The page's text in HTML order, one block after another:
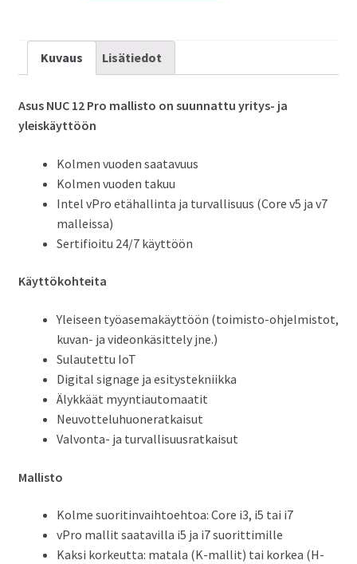
Mini
Kuvaus Lisätiedot
Asus NUC 12 Pro mallisto on suunnattu yritys- ja
yleiskäyttöön
Kolmen vuoden saatavuus
Kolmen vuoden takuu
Intel vPro etähallinta ja turvallisuus (Core v5 ja v7
malleissa)
Sertifioitu 24/7 käyttöön
Käyttökohteita
Yleiseen työasemakäyttöön (toimisto-ohjelmistot,
kuvan- ja videonkäsittely jne.)
Sulautettu IoT
Digital signage ja esitystekniikka
Älykkäät myyntiautomaatit
Neuvotteluhuoneratkaisut
Valvonta- ja turvallisuusratkaisut
Mallisto
Kolme suoritinvaihtoehtoa: Core i3, i5 tai i7
vPro mallit saatavilla i5 ja i7 suorittimille
Kaksi korkeutta: matala (K-mallit) tai korkea (H-